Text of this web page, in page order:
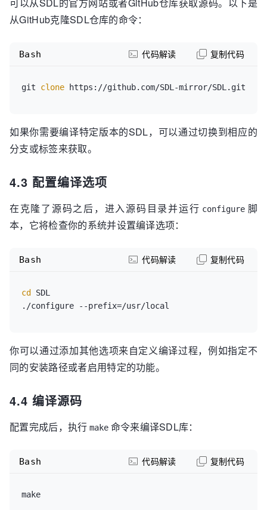
从GitHub克隆SDL仓库的命令：
git clone
Bash 代码解读 复制代码
如果你需要编译特定版本的SDL，可以通过切换到相应的
分支或标签来获取。
4.3 配置编译选项
在克隆了源码之后，进入源码目录并运行 configure 脚
本，它将检查你的系统并设置编译选项：
cd
SDL
Bash 代码解读 复制代码
你可以通过添加其他选项来自定义编译过程，例如指定不
同的安装路径或者启用特定的功能。
4.4 编译源码
配置完成后，执行 make 命令来编译SDL库：
Bash 代码解读 复制代码